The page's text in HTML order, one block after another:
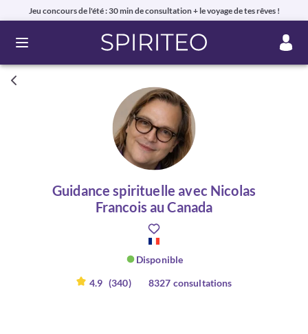
Jeu concours de l'été : 30 min de consultation + le voyage de tes rêves !
Ouvrir le menu
Guidance spirituelle avec Nicolas
Francois au Canada
Disponible
4.9 (340) 8327 consultations